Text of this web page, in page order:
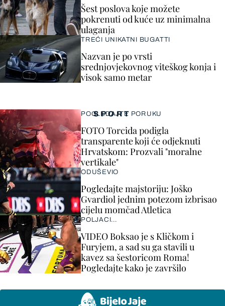
SPORT
POGLEDAJTE PORUKU
FOTO Torcida podigla
transparente koji će odjeknuti
Hrvatskom: Prozvali "moralne
vertikale"
ODUŠEVIO
Pogledajte majstoriju: Joško
Gvardiol jednim potezom izbrisao
cijelu momčad Atletica
POLJACI...
VIDEO Boksao je s Kličkom i
Furyjem, a sad su ga stavili u
kavez sa šestoricom Roma!
Pogledajte kako je završilo
Šest poslova koje možete
pokrenuti od kuće uz minimalna
ulaganja
TREĆI UNIKATNI BUGATTI
Nazvan je po vrsti
srednjovjekovnog viteškog konja i
visok samo metar